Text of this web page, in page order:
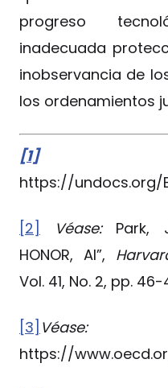
progreso
inadecuada
inobservancia de
los ordenamientos
[1]
https://undocs.org/
[2] Véase:Park,
HONOR, AI”,
Vol. 41, No. 2, pp. 46-
[3] Véase:
https://